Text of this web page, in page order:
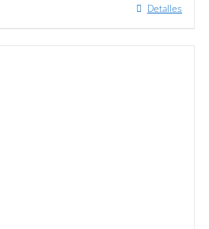
Detalles